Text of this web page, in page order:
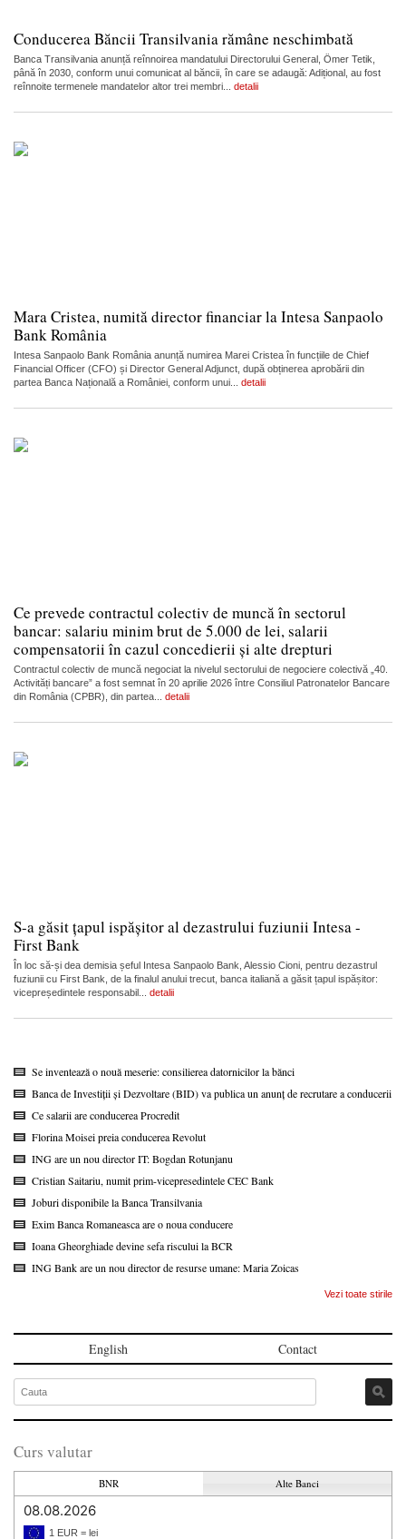
Conducerea Băncii Transilvania rămâne neschimbată
Banca Transilvania anunță reînnoirea mandatului Directorului General, Ömer Tetik,
până în 2030, conform unui comunicat al băncii, în care se adaugă: Adițional, au fost
reînnoite termenele mandatelor altor trei membri... detalii
Mara Cristea, numită director financiar la Intesa Sanpaolo
Bank România
Intesa Sanpaolo Bank România anunță numirea Marei Cristea în funcțiile de Chief
Financial Officer (CFO) și Director General Adjunct, după obținerea aprobării din
partea Banca Națională a României, conform unui... detalii
Ce prevede contractul colectiv de muncă în sectorul
bancar: salariu minim brut de 5.000 de lei, salarii
compensatorii în cazul concedierii și alte drepturi
Contractul colectiv de muncă negociat la nivelul sectorului de negociere colectivă „40.
Activități bancare” a fost semnat în 20 aprilie 2026 între Consiliul Patronatelor Bancare
din România (CPBR), din partea... detalii
S-a găsit țapul ispășitor al dezastrului fuziunii Intesa -
First Bank
În loc să-și dea demisia șeful Intesa Sanpaolo Bank, Alessio Cioni, pentru dezastrul
fuziunii cu First Bank, de la finalul anului trecut, banca italiană a găsit țapul ispășitor:
vicepreședintele responsabil... detalii
Se inventează o nouă meserie: consilierea datornicilor la bănci
Banca de Investiții și Dezvoltare (BID) va publica un anunț de recrutare a conducerii
Ce salarii are conducerea Procredit
Florina Moisei preia conducerea Revolut
ING are un nou director IT: Bogdan Rotunjanu
Cristian Saitariu, numit prim-vicepresedintele CEC Bank
Joburi disponibile la Banca Transilvania
Exim Banca Romaneasca are o noua conducere
Ioana Gheorghiade devine sefa riscului la BCR
ING Bank are un nou director de resurse umane: Maria Zoicas
Vezi toate stirile
English Contact
Curs valutar
BNR Alte Banci
08.08.2026
1 EUR = lei